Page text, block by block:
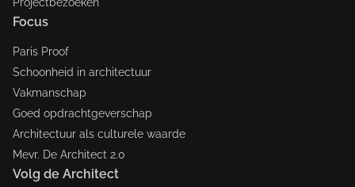
Focus
Paris Proof
Schoonheid in architectuur
Vakmanschap
Goed opdrachtgeverschap
Architectuur als culturele waarde
Mevr. De Architect 2.0
Volg de Architect